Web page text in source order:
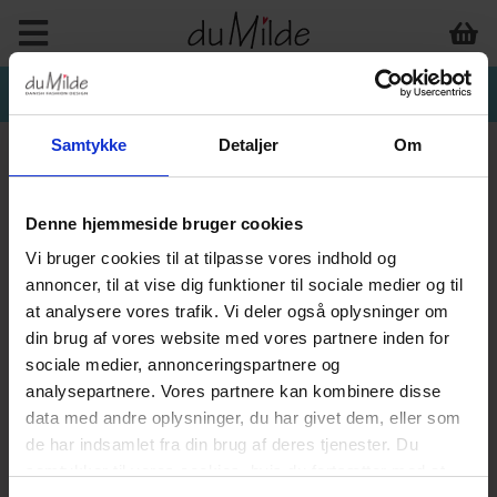
Samtykke Detaljer Om
Denne hjemmeside bruger cookies
Vi bruger cookies til at tilpasse vores indhold og
annoncer, til at vise dig funktioner til sociale medier og til
at analysere vores trafik. Vi deler også oplysninger om
din brug af vores website med vores partnere inden for
sociale medier, annonceringspartnere og
analysepartnere. Vores partnere kan kombinere disse
data med andre oplysninger, du har givet dem, eller som
de har indsamlet fra din brug af deres tjenester. Du